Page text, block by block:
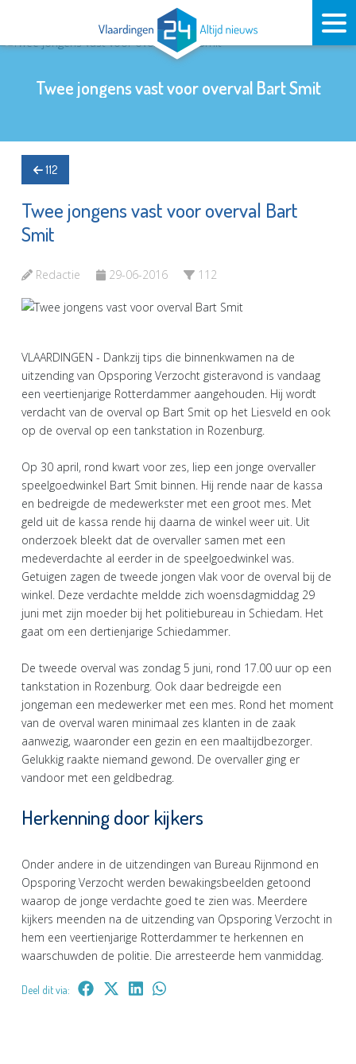
Twee jongens vast voor overval Bart Smit
112
Twee jongens vast voor overval Bart
Smit
Redactie 29-06-2016 112
VLAARDINGEN - Dankzij tips die binnenkwamen na de
uitzending van Opsporing Verzocht gisteravond is vandaag
een veertienjarige Rotterdammer aangehouden. Hij wordt
verdacht van de overval op Bart Smit op het Liesveld en ook
op de overval op een tankstation in Rozenburg.
Op 30 april, rond kwart voor zes, liep een jonge overvaller
speelgoedwinkel Bart Smit binnen. Hij rende naar de kassa
en bedreigde de medewerkster met een groot mes. Met
geld uit de kassa rende hij daarna de winkel weer uit. Uit
onderzoek bleekt dat de overvaller samen met een
medeverdachte al eerder in de speelgoedwinkel was.
Getuigen zagen de tweede jongen vlak voor de overval bij de
winkel. Deze verdachte meldde zich woensdagmiddag 29
juni met zijn moeder bij het politiebureau in Schiedam. Het
gaat om een dertienjarige Schiedammer.
De tweede overval was zondag 5 juni, rond 17.00 uur op een
tankstation in Rozenburg. Ook daar bedreigde een
jongeman een medewerker met een mes. Rond het moment
van de overval waren minimaal zes klanten in de zaak
aanwezig, waaronder een gezin en een maaltijdbezorger.
Gelukkig raakte niemand gewond. De overvaller ging er
vandoor met een geldbedrag.
Herkenning door kijkers
Onder andere in de uitzendingen van Bureau Rijnmond en
Opsporing Verzocht werden bewakingsbeelden getoond
waarop de jonge verdachte goed te zien was. Meerdere
kijkers meenden na de uitzending van Opsporing Verzocht in
hem een veertienjarige Rotterdammer te herkennen en
waarschuwden de politie. Die arresteerde hem vanmiddag.
Deel dit via: